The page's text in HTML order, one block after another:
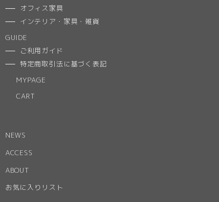
オフィス家具
インテリア・家具・雑貨
GUIDE
ご利用ガイド
特定商取引法に基づく表記
MYPAGE
CART
NEWS
ACCESS
ABOUT
お気に入りリスト